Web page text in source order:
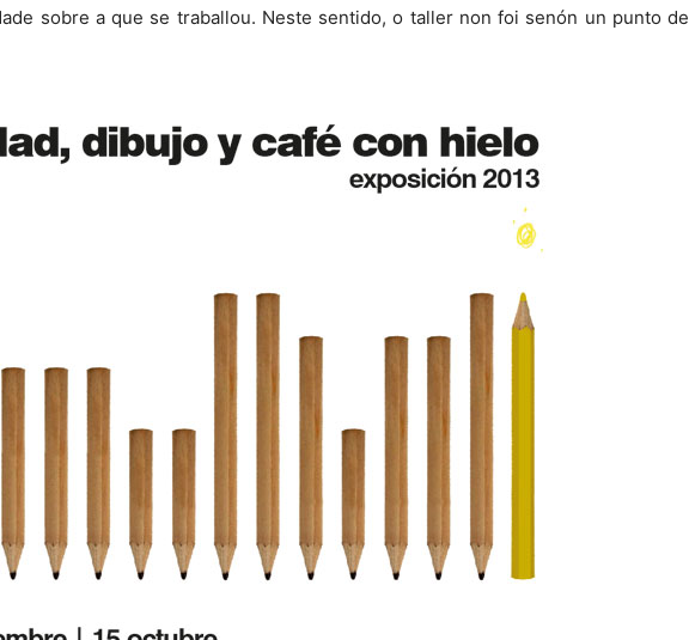
sobre a que se traballou. Neste sentido, o taller non foi senón un punto de